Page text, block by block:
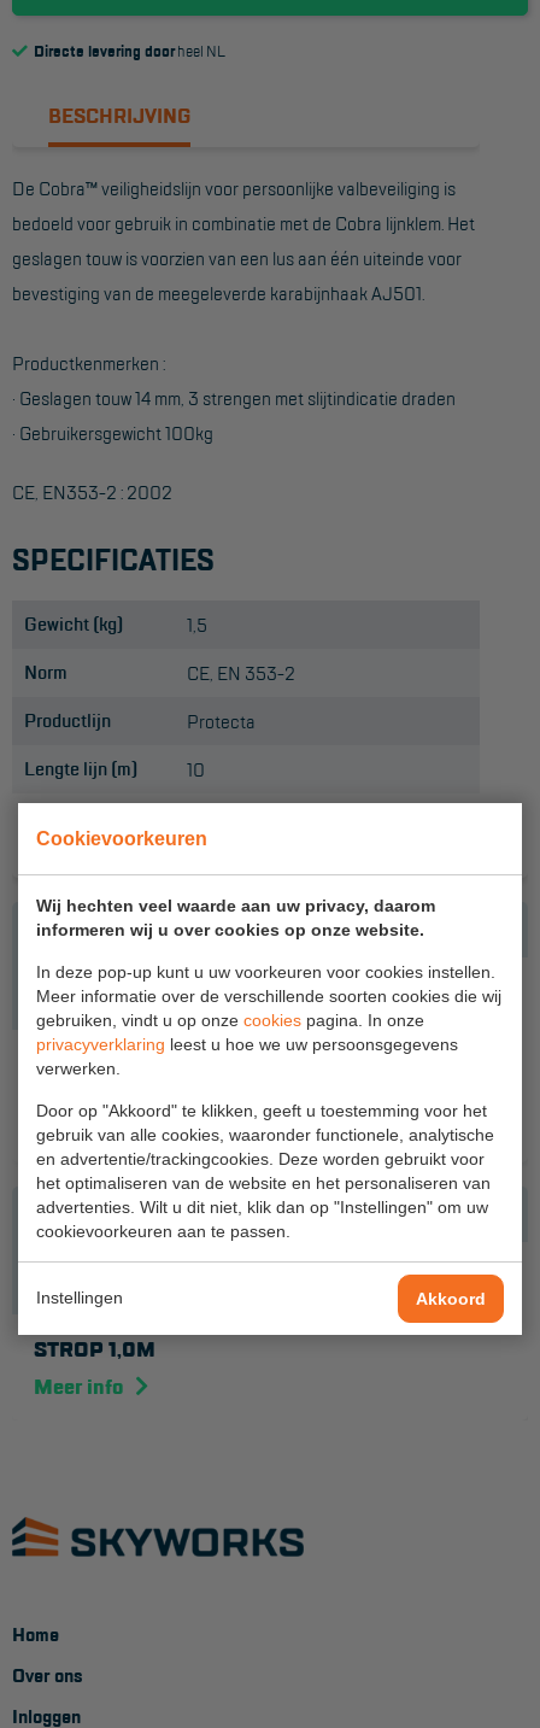
Cookievoorkeuren
Wij hechten veel waarde aan uw privacy, daarom
informeren wij u over cookies op onze website.
In deze pop-up kunt u uw voorkeuren voor cookies instellen.
Meer informatie over de verschillende soorten cookies die wij
gebruiken, vindt u op onze cookies pagina. In onze
privacyverklaring leest u hoe we uw persoonsgegevens
verwerken.
Door op "Akkoord" te klikken, geeft u toestemming voor het
gebruik van alle cookies, waaronder functionele, analytische
en advertentie/trackingcookies. Deze worden gebruikt voor
het optimaliseren van de website en het personaliseren van
advertenties. Wilt u dit niet, klik dan op "Instellingen" om uw
cookievoorkeuren aan te passen.
Instellingen Akkoord
Reddingsmiddelen
ACTIES
MAATWERK
VERHUUR
Rolsteigers
Schilderstellingen
Gevelsteigers
Schilderwerkzaamheden
Gevelrenovatie
Industrieel onderhoud
Hoogwerkers
Spinhoogwerkers
Schaarhoogwerkers
Masthoogwerkers
Autohoogwerkers
Project toepassingen
Laagbouw
Hoogbouw
Industrie
Projectvoorbeelden
KEURING
Valbeveiliging
Aanmelden Inspectiewekker
OVER ONS
Directe levering doorheel NL
BESCHRIJVING
De Cobra™ veiligheidslijn voor persoonlijke valbeveiliging is
bedoeld voor gebruik in combinatie met de Cobra lijnklem. Het
geslagen touw is voorzien van een lus aan één uiteinde voor
bevestiging van de meegeleverde karabijnhaak AJ501.
Productkenmerken :
· Geslagen touw 14 mm, 3 strengen met slijtindicatie draden
· Gebruikersgewicht 100kg
CE, EN353-2 : 2002
SPECIFICATIES
Gewicht (kg) 1,5
Norm CE, EN 353-2
Productlijn Protecta
Lengte lijn (m) 10
ACCESSOIRES
LIJNKLEM COBRA MET VERLENGBAND
Meer info
STROP 1,0M
Meer info
Home
Over ons
Inloggen